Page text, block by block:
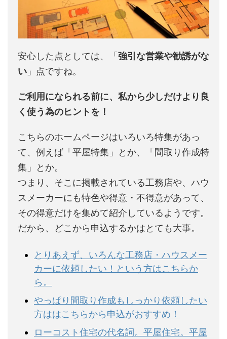
安心した点としては、「 強引な営業や勧誘がな
い 」点ですね。
ご利用になられる前に、私から少しだけより良
く使う為のヒントを！
こちらのホームページはいろいろ特集があっ
て、例えば「平屋特集」とか、「間取り作成特
集」とか。
つまり、そこに掲載されている工務店や、ハウ
スメーカーにも特色や得意・不得意があって、
その得意だけを集めて紹介しているようです。
だから、どこから申込するかはとても大事。
とりあえず、いろんな工務店・ハウスメー
カーに依頼したい！という方はこちらか
ら。
やっぱり間取り作成もしっかり依頼したい
方ははこちらから申込がおすすめ！
ローコスト住宅の代名詞。平屋住宅。平屋